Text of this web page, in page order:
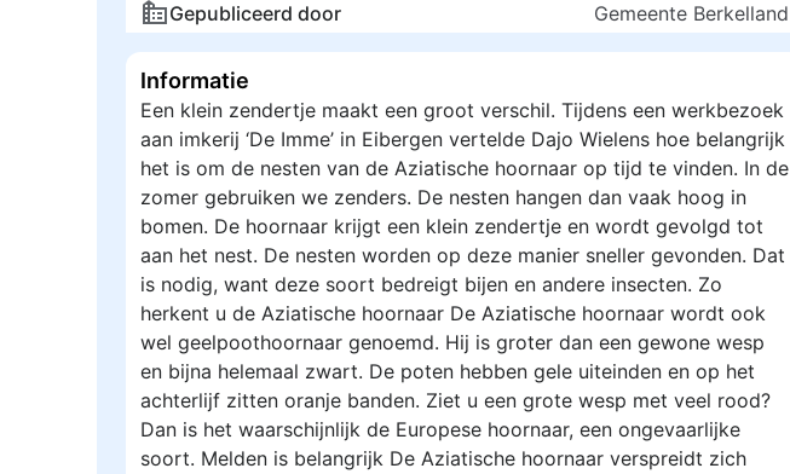
Gepubliceerd door
Gemeente Berkelland
Informatie
Een klein zendertje maakt een groot verschil. Tijdens een werkbezoek
aan imkerij ‘De Imme’ in Eibergen vertelde Dajo Wielens hoe belangrijk
het is om de nesten van de Aziatische hoornaar op tijd te vinden. In de
zomer gebruiken we zenders. De nesten hangen dan vaak hoog in
bomen. De hoornaar krijgt een klein zendertje en wordt gevolgd tot
aan het nest. De nesten worden op deze manier sneller gevonden. Dat
is nodig, want deze soort bedreigt bijen en andere insecten. Zo
herkent u de Aziatische hoornaar De Aziatische hoornaar wordt ook
wel geelpoothoornaar genoemd. Hij is groter dan een gewone wesp
en bijna helemaal zwart. De poten hebben gele uiteinden en op het
achterlijf zitten oranje banden. Ziet u een grote wesp met veel rood?
Dan is het waarschijnlijk de Europese hoornaar, een ongevaarlijke
soort. Melden is belangrijk De Aziatische hoornaar verspreidt zich